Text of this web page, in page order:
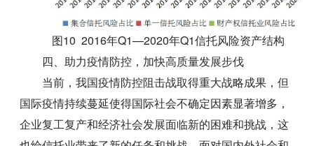
图10 2016年Q1—2020年Q1信托风险资产结构
四、助力疫情防控，加快高质量发展步伐
当前，我国疫情防控阻击战取得重大战略成果，但
国际疫情持续蔓延使得国际社会不确定因素显著增多，
企业复工复产和经济社会发展面临新的困难和挑战，这